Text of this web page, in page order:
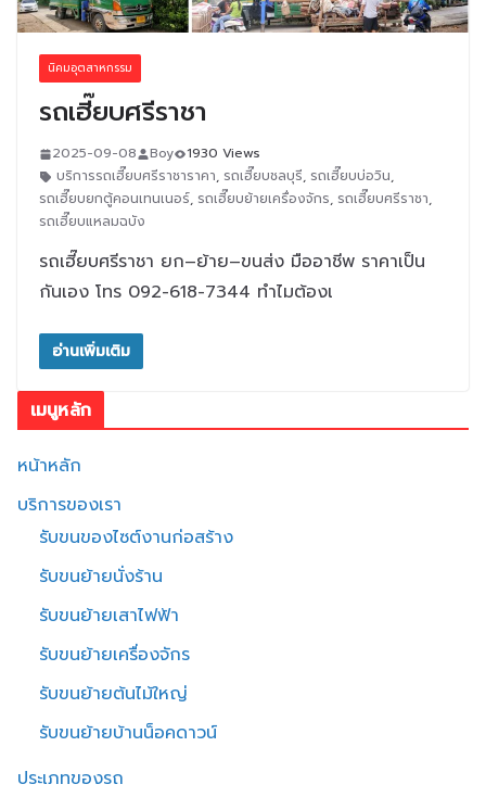
นิคมอุตสาหกรรม
รถเฮี๊ยบศรีราชา
2025-09-08 Boy
1930 Views
บริการรถเฮี๊ยบศรีราชาราคา, รถเฮี๊ยบชลบุรี, รถเฮี๊ยบบ่อวิน,
รถเฮี๊ยบยกตู้คอนเทนเนอร์, รถเฮี๊ยบย้ายเครื่องจักร, รถเฮี๊ยบศรีราชา,
รถเฮี๊ยบแหลมฉบัง
รถเฮี๊ยบศรีราชา ยก–ย้าย–ขนส่ง มืออาชีพ ราคาเป็น
กันเอง โทร 092-618-7344 ทำไมต้องเ
อ่านเพิ่มเติม
เมนูหลัก
หน้าหลัก
บริการของเรา
รับขนของไซต์งานก่อสร้าง
รับขนย้ายนั่งร้าน
รับขนย้ายเสาไฟฟ้า
รับขนย้ายเครื่องจักร
รับขนย้ายต้นไม้ใหญ่
รับขนย้ายบ้านน็อคดาวน์
ประเภทของรถ